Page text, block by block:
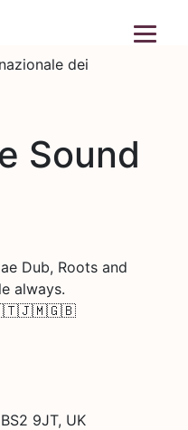
dei
Sound
Dub, Roots and
always.
9JT, UK